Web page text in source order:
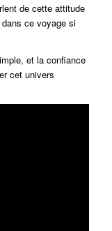
de cette attitude
ce voyage si
et la confiance
cet univers